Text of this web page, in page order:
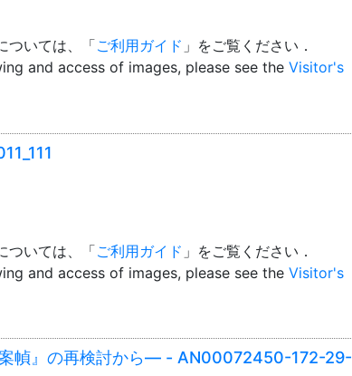
ついては、「ご利用ガイド 」をご覧ください．
and access of images, please see the Visitor's
ついては、「ご利用ガイド 」をご覧ください．
and access of images, please see the Visitor's
幀』の再検討から― - AN00072450-172-29-